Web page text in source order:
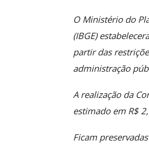
O Ministério do
(IBGE)
partir das
administração
A realização da
estimado em R$
Ficam